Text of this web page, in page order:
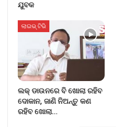
ଯୁବକ
ଲାଇଭ୍ ଟିଭି
ଲକ୍ ଡାଉନରେ ବି ଖୋଲା ରହିବ
ଦୋକାନ, ଜାଣି ନିଅନ୍ତୁ କଣ
ରହିବ ଖୋଲା…